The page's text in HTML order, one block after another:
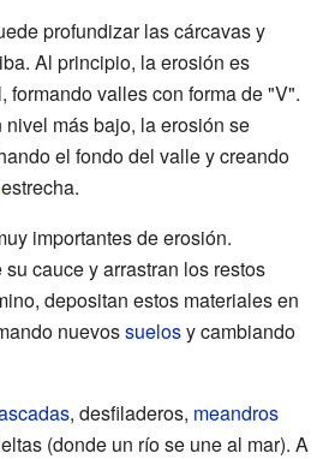
profundizar las cárcavas y
Al principio, la erosión es
formando valles con forma de "V".
más bajo, la erosión se
el fondo del valle y creando
estrecha.
importantes de erosión.
cauce y arrastran los restos
depositan estos materiales en
nuevossuelosy cambiando
, desfiladeros, meandros
(donde un río se une al mar). A